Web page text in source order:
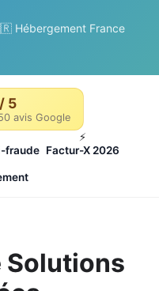
Hébergement France
5
avis Google
fraude
⚡
Factur-X 2026
Solutions